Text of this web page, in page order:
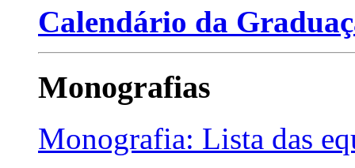
Calendário da
Monografias
Monografia: Lista das